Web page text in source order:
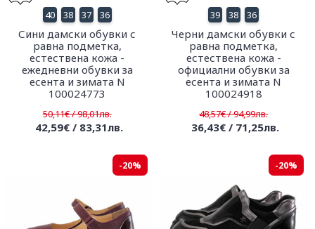
40 38 37 36
Сини дамски обувки с
равна подметка,
естествена кожа -
ежедневни обувки за
есента и зимата N
100024773
50,11€ / 98,01лв.
42,59€ / 83,31лв.
39 38 36
Черни дамски обувки с
равна подметка,
естествена кожа -
официални обувки за
есента и зимата N
100024918
48,57€ / 94,99лв.
36,43€ / 71,25лв.
-20% -20%